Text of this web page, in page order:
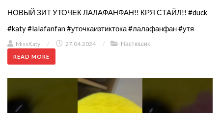
НОВЫЙ ЗИТ УТОЧЕК ЛАЛАФАНФАН!! КРЯ СТАЙЛ!! #duck
#katy #lalafanfan #уточкаизтиктока #лалафанфан #утя
MissKaty / 27.04.2024 / Настюшик
READ MORE